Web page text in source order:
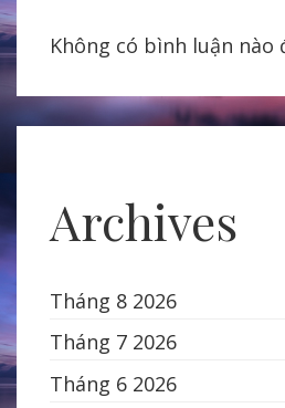
Không có bình luận nào
Archives
Tháng 8 2026
Tháng 7 2026
Tháng 6 2026